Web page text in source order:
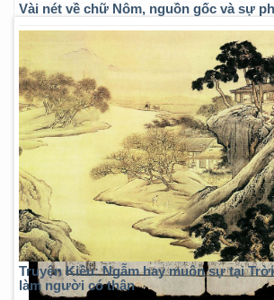
Vài nét về chữ Nôm, nguồn gốc và sự
Truyện Kiều: Ngẫm hay muôn sự tại
làm người có thân